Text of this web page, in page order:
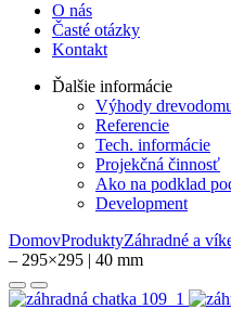
O nás
Časté otázky
Kontakt
Ďalšie informácie
Výhody
Referencie
Tech. informácie
Projekčná činnosť
Ako na podklad
Development
DomovProduktyZáhradné a
– 295×295 | 40 mm